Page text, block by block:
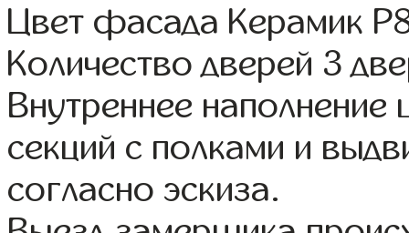
Цвет фасада Керамик
Количество дверей 3
Внутреннее
секций с полками и
согласно эскиза.